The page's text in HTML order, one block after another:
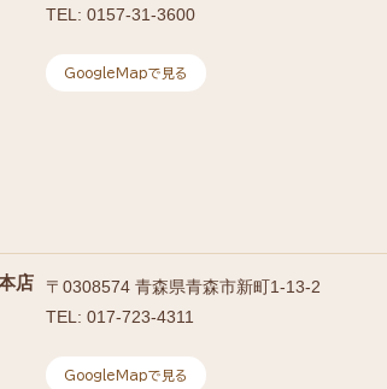
TEL: 0157-31-3600
GoogleMapで見る
店 〒 0308574 青森県青森市新町1-13-2
TEL: 017-723-4311
GoogleMapで見る